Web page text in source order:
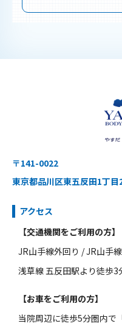
〒141-0022
東京都品川区東五反田1丁
アクセス
【交通機関をご利用の方】
JR山手線外回り / JR山手
浅草線 五反田駅より徒歩3
【お車をご利用の方】
当院周辺に徒歩5分圏内で